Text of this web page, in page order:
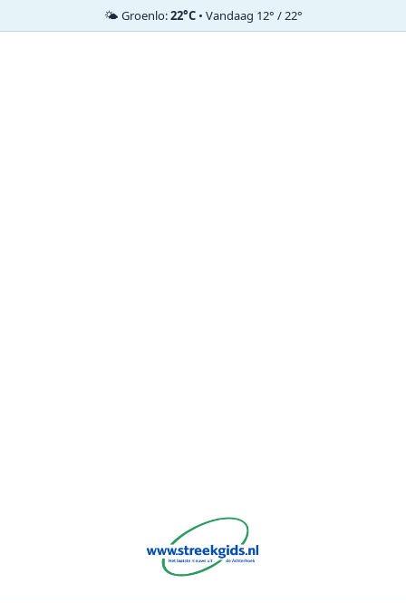
🌤️ Groenlo:22°C• Vandaag 12° / 22°